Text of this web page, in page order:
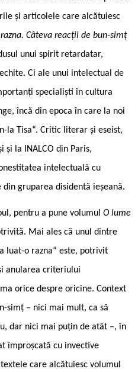
și articolele care alcătuiesc
Câteva reacții de bun-simț
unui spirit retardatar,
Ci ale unui intelectual de
specialiști în cultura
încă din epoca în care la noi
la Tisa“. Critic literar și eseist,
și la INALCO din Paris,
intelectuală cu
gruparea disidentă ieșeană.
pentru a pune volumul O lume
Mai ales că unul dintre
luat-o razna“ este, potrivit
anularea criteriului
orice despre oricine. Context
simț – nici mai mult, ca să
dar nici mai puțin de atât –, în
împroșcată cu invective
care alcătuiesc volumul